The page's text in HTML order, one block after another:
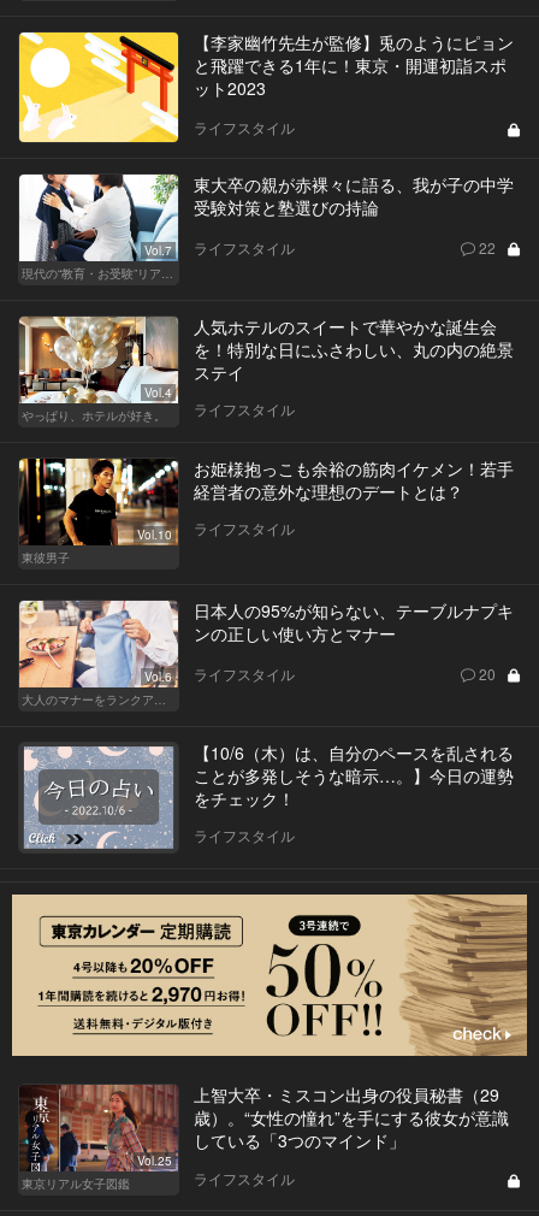
【李家幽竹先生が監修】兎のようにピョン
と飛躍できる1年に！東京・開運初詣スポ
ット2023
ライフスタイル
Vol.7
現代の“教育・お受験”リアルドキュメント
東大卒の親が赤裸々に語る、我が子の中学
受験対策と塾選びの持論
ライフスタイル 22
Vol.4
やっぱり、ホテルが好き。
人気ホテルのスイートで華やかな誕生会
を！特別な日にふさわしい、丸の内の絶景
ステイ
ライフスタイル
Vol.10
東彼男子
お姫様抱っこも余裕の筋肉イケメン！若手
経営者の意外な理想のデートとは？
ライフスタイル
Vol.6
大人のマナーをランクアップせよ
日本人の95%が知らない、テーブルナプキ
ンの正しい使い方とマナー
ライフスタイル 20
【10/6（木）は、自分のペースを乱される
ことが多発しそうな暗示…。】今日の運勢
をチェック！
ライフスタイル
Vol.25
東京リアル女子図鑑
上智大卒・ミスコン出身の役員秘書（29
歳）。“女性の憧れ”を手にする彼女が意識
している「3つのマインド」
ライフスタイル